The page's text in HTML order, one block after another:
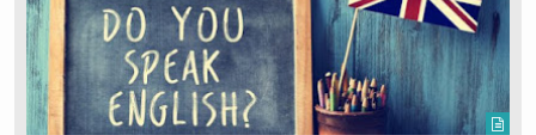
Serres Racing Circuit
Panserraikos FC